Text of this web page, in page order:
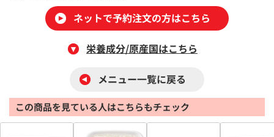
ネットで予約注文の方はこちら
栄養成分/原産国はこちら
メニュー一覧に戻る
この商品を見ている人はこちらもチェック